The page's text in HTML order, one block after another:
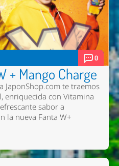
0
+ Mango Charge
JaponShop.com te traemos
enriquecida con Vitamina
sabor a
la nueva Fanta W+